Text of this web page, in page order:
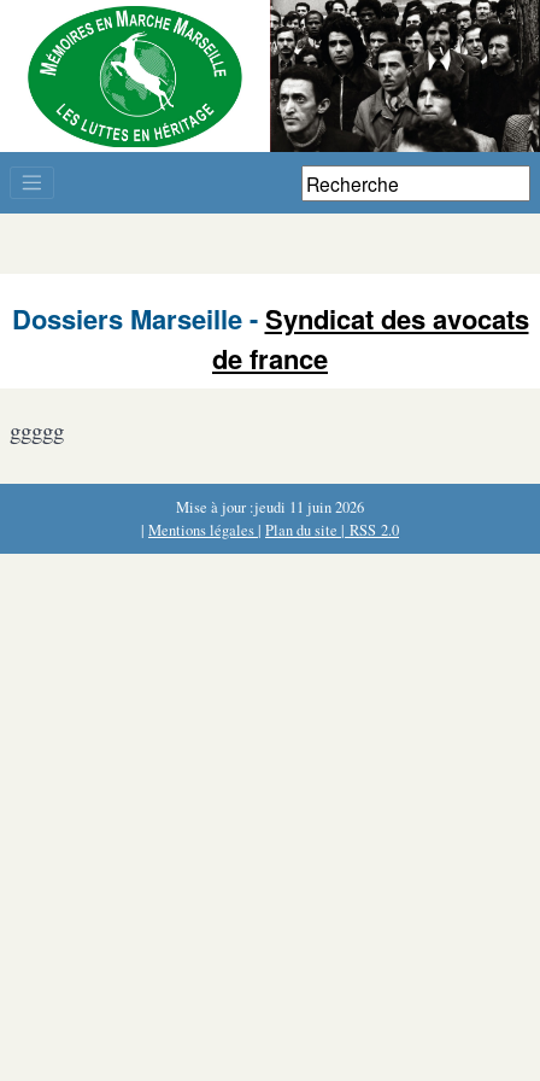
Dossiers Marseille -Syndicat des avocats
de france
ggggg
Mise à jour :jeudi 11 juin 2026
| Mentions légales| Plan du site | RSS 2.0